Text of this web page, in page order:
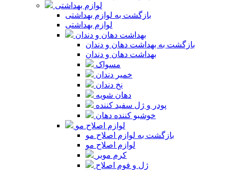
لوازم بهداشتی
بازگشت به لوازم بهداشتی
لوازم بهداشتی
بهداشت دهان و دندان
بازگشت به بهداشت دهان و دندان
بهداشت دهان و دندان
مسواک
خمیر دندان
نخ دندان
دهان شویه
پودر و ژل سفید کننده
خوشبو کننده دهان
لوازم اصلاح مو
بازگشت به لوازم اصلاح مو
لوازم اصلاح مو
کرم موبر
ژل و فوم اصلاح